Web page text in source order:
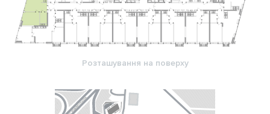
Розташування на поверху